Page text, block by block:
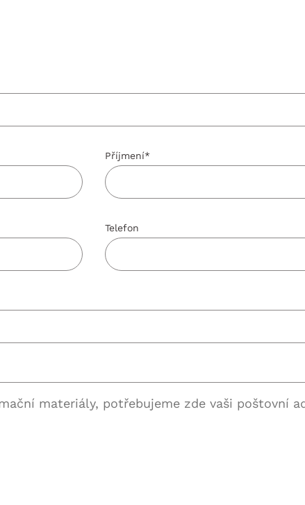
Příjmení*
Telefon